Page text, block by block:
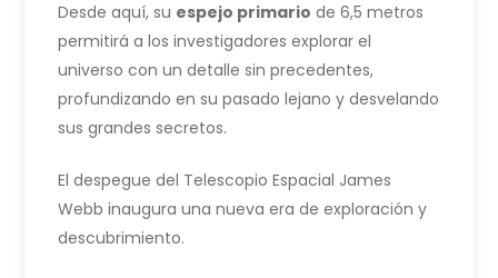
Desde aquí, su espejo primario de 6,5 metros
permitirá a los investigadores explorar el
universo con un detalle sin precedentes,
profundizando en su pasado lejano y desvelando
sus grandes secretos.
El despegue del Telescopio Espacial James
Webb inaugura una nueva era de exploración y
descubrimiento.